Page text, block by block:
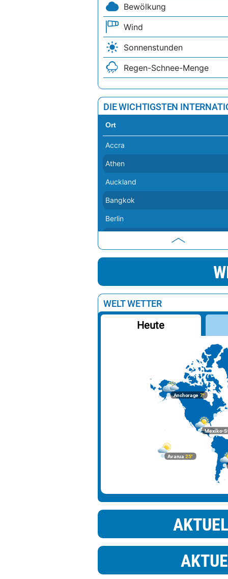
Bewölkung
Wind
Sonnenstunden
Regen-Schnee-Menge
DIE WICHTIGSTEN
Ort
Accra
Athen
Auckland
Bangkok
Berlin
Delhi
Dubai
Moskau
Nairobi
Ottawa
WELT WETTER
Heute
Anchorage 7°
Avarua 25°
Mexiko-